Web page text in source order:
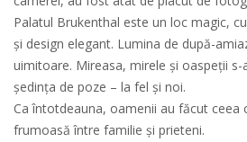
Palatul Brukenthal este un loc magic,
și design elegant. Lumina de după-
uimitoare. Mireasa, mirele și oaspeții
ședința de poze – la fel și noi.
Ca întotdeauna, oamenii au făcut
frumoasă între familie și prieteni.